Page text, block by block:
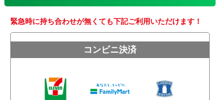
緊急時に持ち合わせが無くても下記ご利用いただけます！
コンビニ決済